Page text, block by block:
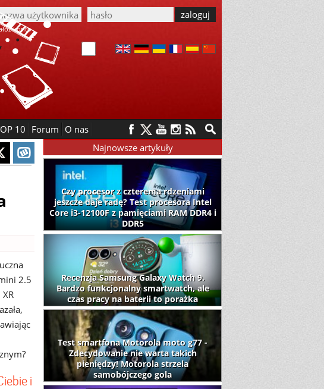
konto
10 Forum O nas
2.5
i
Najnowsze artykuły
Czy procesor z czterema rdzeniami
jeszcze daje radę? Test procesora Intel
Core i3-12100F z pamięciami RAM DDR4 i
DDR5
Recenzja Samsung Galaxy Watch 9.
Bardzo funkcjonalny smartwatch, ale
czas pracy na baterii to porażka
Test smartfona Motorola moto g77 -
Zdecydowanie nie warta takich
pieniędzy! Motorola strzela
samobójczego gola